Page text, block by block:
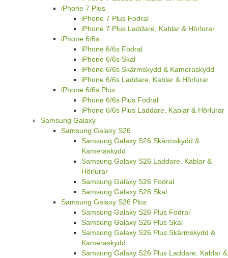
iPhone 7 Plus
iPhone 7 Plus Fodral
iPhone 7 Plus Laddare, Kablar & Hörlurar
iPhone 6/6s
iPhone 6/6s Fodral
iPhone 6/6s Skal
iPhone 6/6s Skärmskydd & Kameraskydd
iPhone 6/6s Laddare, Kablar & Hörlurar
iPhone 6/6s Plus
iPhone 6/6s Plus Fodral
iPhone 6/6s Plus Laddare, Kablar & Hörlurar
Samsung Galaxy
Samsung Galaxy S26
Samsung Galaxy S26 Skärmskydd &
Kameraskydd
Samsung Galaxy S26 Laddare, Kablar &
Hörlurar
Samsung Galaxy S26 Fodral
Samsung Galaxy S26 Skal
Samsung Galaxy S26 Plus
Samsung Galaxy S26 Plus Fodral
Samsung Galaxy S26 Plus Skal
Samsung Galaxy S26 Plus Skärmskydd &
Kameraskydd
Samsung Galaxy S26 Plus Laddare, Kablar &